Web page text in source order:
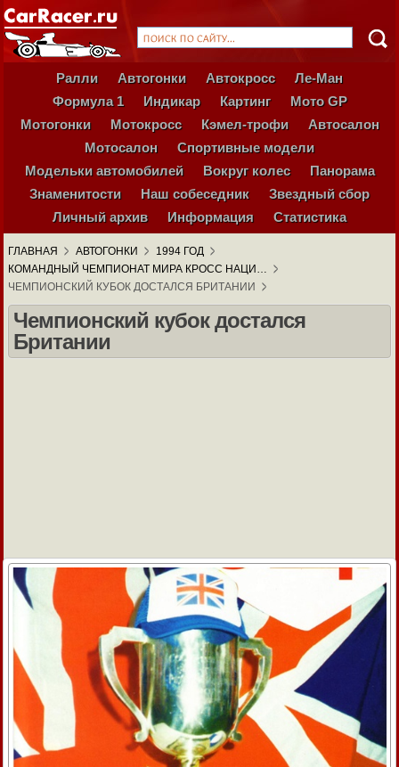
Ралли Автогонки Автокросс
Ле-Ман
Формула 1
Индикар Картинг
Мото GP
Мотогонки
Мотокросс Кэмел-трофи
Автосалон
Мотосалон
Спортивные модели
Модельки автомобилей
Вокруг колес
Панорама
Знаменитости
Наш собеседник
Звездный сбор
Личный архив
Информация Статистика
ГЛАВНАЯ АВТОГОНКИ
1994 ГОД
КОМАНДНЫЙ ЧЕМПИОНАТ МИРА КРОСС НАЦИ…
ЧЕМПИОНСКИЙ КУБОК ДОСТАЛСЯ БРИТАНИИ
Чемпионский кубок достался
Британии